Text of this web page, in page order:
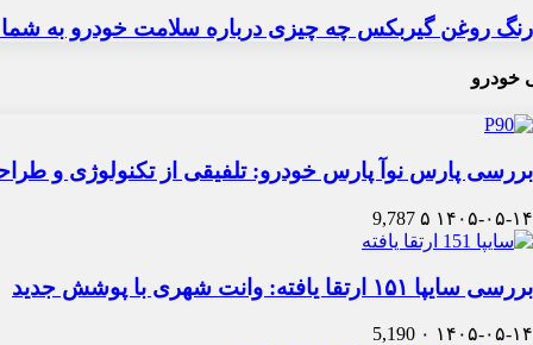
رنگ روغن گیربکس چه چیزی درباره سلامت خودرو به
خودرو
بررسی پارس نوآ پارس خودرو: تلفیقی از تکنولوژی و
۱۴۰۵-۰۵-۱۴ ۵ 9,787
بررسی سایپا ۱۵۱ ارتقا یافته: وانت شهری با پوشش جدید
۱۴۰۵-۰۵-۱۴ ۰ 5,190